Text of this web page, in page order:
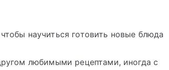
научиться готовить новые блюда
любимыми рецептами, иногда с